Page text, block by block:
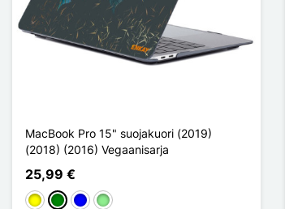
MacBook Pro 15" suojakuori (2019)
(2018) (2016) Vegaanisarja
25,99 €
Keltainen
VihreäSininenVert clair